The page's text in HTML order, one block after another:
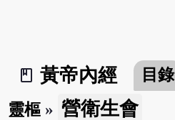
book_2
黃帝內經 目錄
靈樞 » 營衛生會